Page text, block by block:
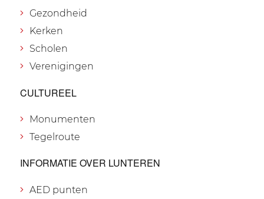
Gezondheid
Kerken
Scholen
Verenigingen
CULTUREEL
Monumenten
Tegelroute
INFORMATIE OVER LUNTEREN
AED punten